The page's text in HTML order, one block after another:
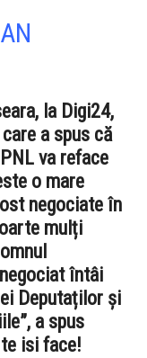
la Digi24,
a spus că
va reface
o mare
negociate în
mulți
întâi
Deputaților și
a spus
isi face!